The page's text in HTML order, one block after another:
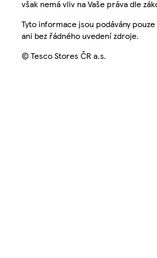
však nemá vliv na Vaše práva dle
Tyto informace jsou podávány
ani bez řádného uvedení zdroje.
© Tesco Stores ČR a.s.